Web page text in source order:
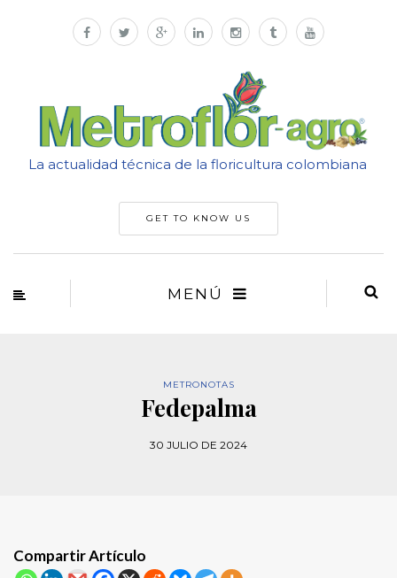
La actualidad técnica de la floricultura colombiana
GET TO KNOW US
MENÚ
METRONOTAS
Fedepalma
30 JULIO DE 2024
Compartir Artículo